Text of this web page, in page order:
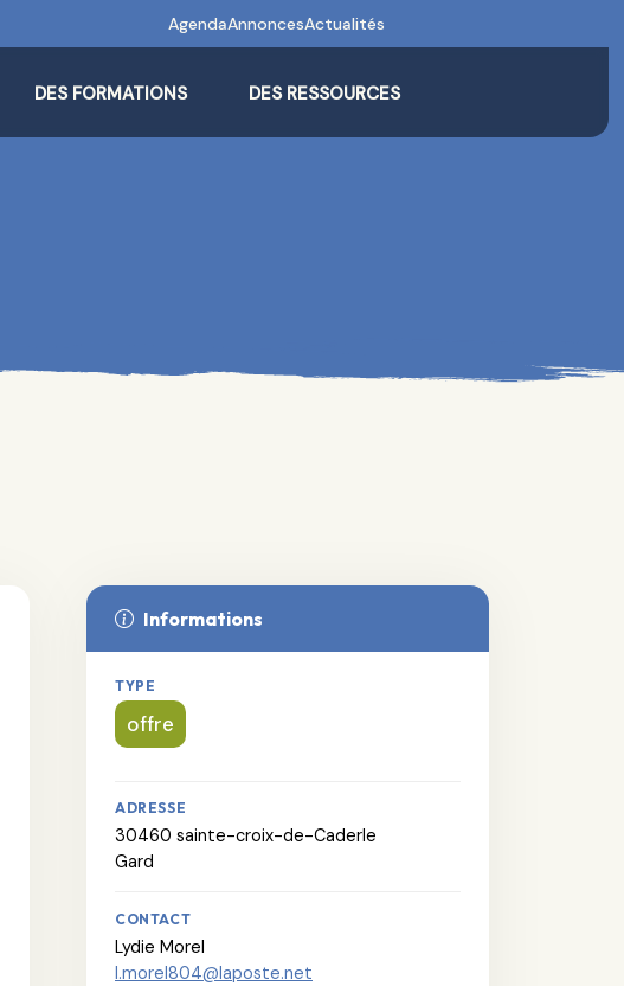
AgendaAnnoncesActualités
DES FORMATIONS DES RESSOURCES
Informations
TYPE
offre
ADRESSE
30460 sainte-croix-de-Caderle
Gard
CONTACT
Lydie Morel
l.morel804@laposte.net